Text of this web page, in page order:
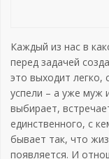
Каждый из нас в
перед задачей
это выходит
успели – а уже муж
выбирает,
единственного, с
бывает так, что
появляется. И